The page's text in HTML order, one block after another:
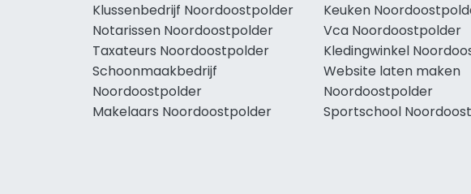
Klussenbedrijf Noordoostpolder
Notarissen Noordoostpolder
Taxateurs Noordoostpolder
Schoonmaakbedrijf
Noordoostpolder
Makelaars Noordoostpolder
Keuken
Vca Noordoostpolder
Kledingwinkel
Website laten maken
Noordoostpolder
Sportschool